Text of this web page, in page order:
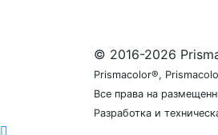
© 2016-2026
Prismacolor®,
Все права на
Разработка и